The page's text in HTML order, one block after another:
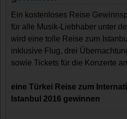
Ein kostenloses Reise
für alle Musik-Liebhaber unter
wird eine tolle Reise zum
inklusive Flug, drei
sowie Tickets für die Konzerte
eine Türkei Reise zum
Istanbul 2016 gewinnen